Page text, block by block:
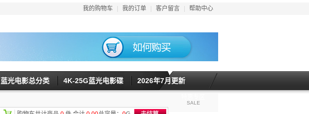
我的购物车 我的订单 客户留言 帮助中心
蓝光电影总分类 4K-25G蓝光电影碟 2026年7月更新
SALE